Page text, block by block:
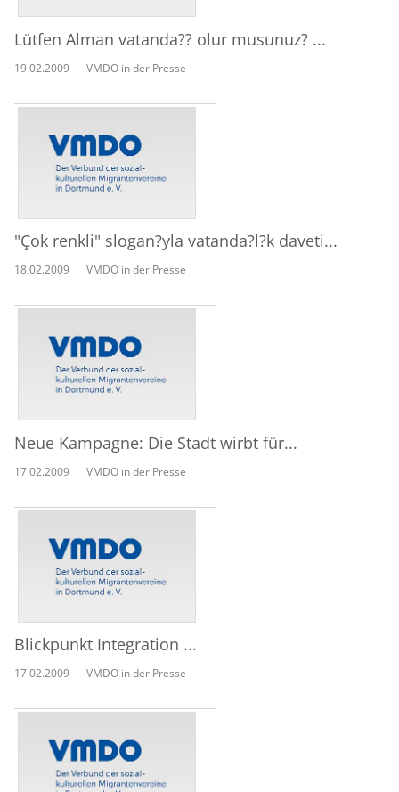
Lütfen Alman vatanda?? olur musunuz? ...
19.02.2009 VMDO in der Presse
"Çok renkli" slogan?yla vatanda?l?k daveti...
18.02.2009 VMDO in der Presse
Neue Kampagne: Die Stadt wirbt für...
17.02.2009 VMDO in der Presse
Blickpunkt Integration ...
17.02.2009 VMDO in der Presse